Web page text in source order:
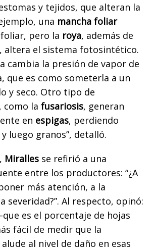
y tejidos, que alteran la
una mancha foliar
pero la roya, además de
altera el sistema fotosintético.
cambia la presión de vapor de
que es como someterla a un
y seco. Otro tipo de
como la fusariosis, generan
en espigas, perdiendo
luego granos”, detalló.
Miralles se refirió a una
entre los productores: “¿A
más atención, a la
severidad?”. Al respecto, opinó:
es el porcentaje de hojas
fácil de medir que la
al nivel de daño en esas